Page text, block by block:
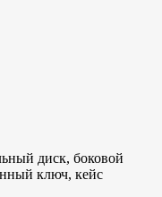
диск, боковой
ключ, кейс